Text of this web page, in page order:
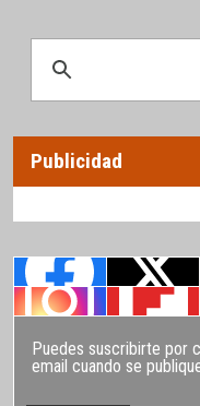
Publicidad
Puedes suscribirte por
email cuando se